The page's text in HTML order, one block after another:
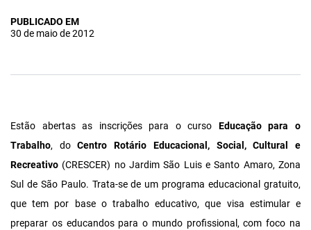
PUBLICADO EM
30 de maio de 2012
Estão abertas as inscrições para o curso Educação para o
Trabalho, doCentro Rotário Educacional, Social, Cultural e
Recreativo (CRESCER) no Jardim São Luis e Santo Amaro, Zona
Sul de São Paulo. Trata-se de um programa educacional gratuito,
que tem por base o trabalho educativo, que visa estimular e
preparar os educandos para o mundo profissional, com foco na